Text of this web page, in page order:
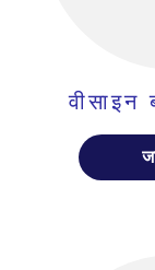
वीसाइन